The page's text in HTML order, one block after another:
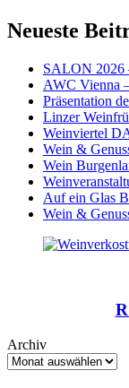
Neueste
SALON 2026
AWC Vienna
Präsentation
Linzer
Weinviertel
Wein &
Wein
Auf ein Glas
Wein &
Archiv